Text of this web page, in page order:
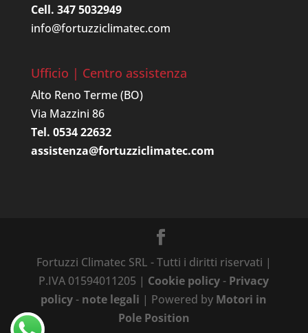
Cell. 347 5032949
info@fortuzziclimatec.com
Ufficio | Centro assistenza
Alto Reno Terme (BO)
Via Mazzini 86
Tel. 0534 22632
assistenza@fortuzziclimatec.com
Fortuzzi Climatec SRL - Tutti i diritti riservati |
P.IVA 01594011205 | Cookie policy- Privacy
policy- note legali | Powered by Motori in
Pole Position